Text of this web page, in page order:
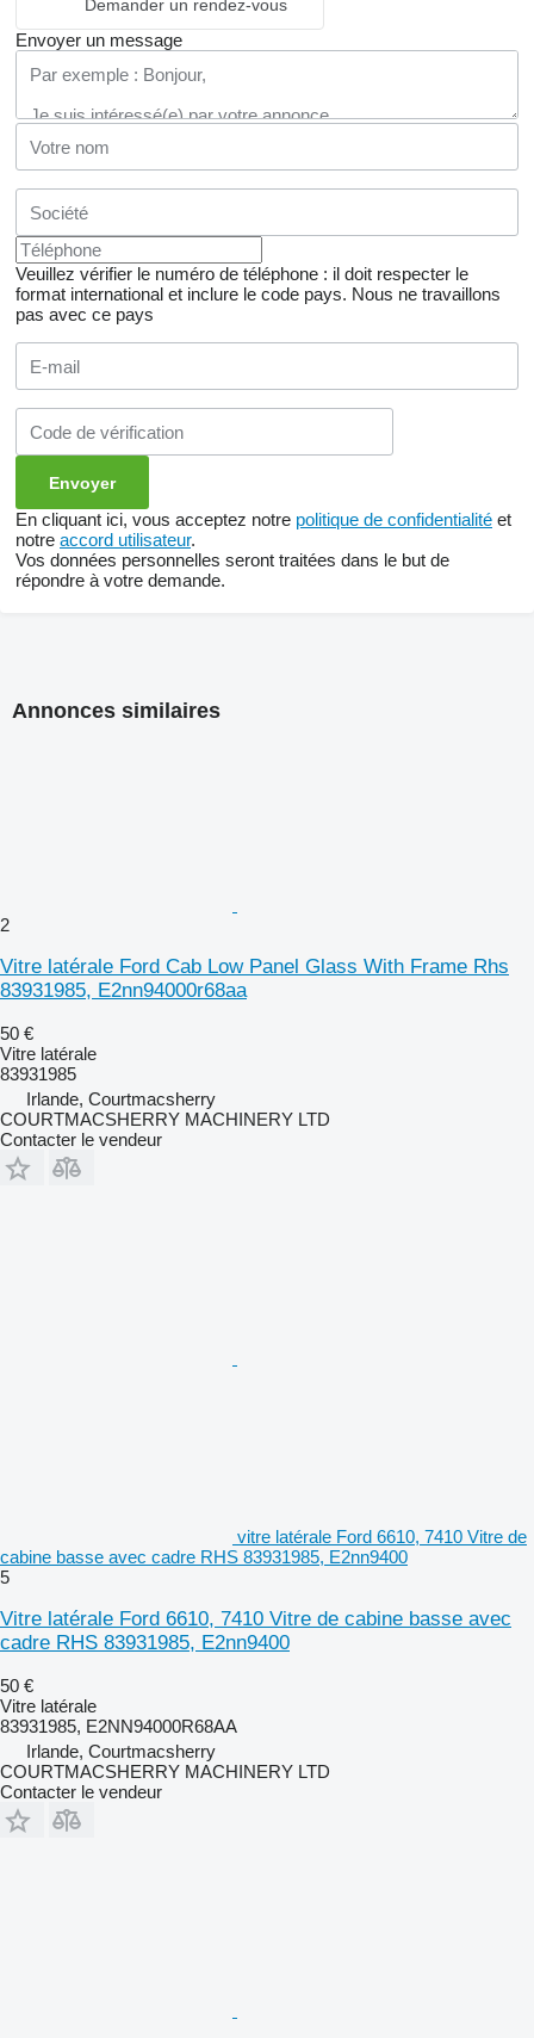
Demander un rendez-vous
Envoyer un message
Veuillez vérifier le numéro de téléphone : il doit respecter le
format international et inclure le code pays. Nous ne travaillons
pas avec ce pays
En cliquant ici, vous acceptez notre politique de confidentialité et
notre accord utilisateur.
Vos données personnelles seront traitées dans le but de
répondre à votre demande.
Annonces similaires
2
Vitre latérale Ford Cab Low Panel Glass With Frame Rhs
83931985, E2nn94000r68aa
50 €
Vitre latérale
83931985
Irlande, Courtmacsherry
COURTMACSHERRY MACHINERY LTD
Contacter le vendeur
vitre latérale Ford 6610, 7410 Vitre de
cabine basse avec cadre RHS 83931985, E2nn9400
5
Vitre latérale Ford 6610, 7410 Vitre de cabine basse avec
cadre RHS 83931985, E2nn9400
50 €
Vitre latérale
83931985, E2NN94000R68AA
Irlande, Courtmacsherry
COURTMACSHERRY MACHINERY LTD
Contacter le vendeur